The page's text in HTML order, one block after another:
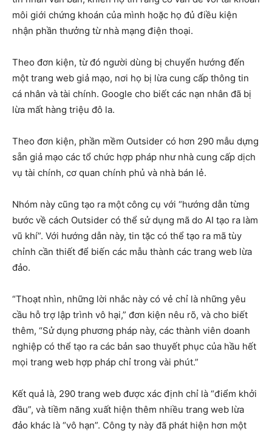
môi giới chứng khoán của mình hoặc họ đủ điều kiện
nhận phần thưởng từ nhà mạng điện thoại.
Theo đơn kiện, từ đó người dùng bị chuyển hướng đến
một trang web giả mạo, nơi họ bị lừa cung cấp thông tin
cá nhân và tài chính. Google cho biết các nạn nhân đã bị
lừa mất hàng triệu đô la.
Theo đơn kiện, phần mềm Outsider có hơn 290 mẫu dựng
sẵn giả mạo các tổ chức hợp pháp như nhà cung cấp dịch
vụ tài chính, cơ quan chính phủ và nhà bán lẻ.
Nhóm này cũng tạo ra một công cụ với “hướng dẫn từng
bước về cách Outsider có thể sử dụng mã do AI tạo ra làm
vũ khí”. Với hướng dẫn này, tin tặc có thể tạo ra mã tùy
chỉnh cần thiết để biến các mẫu thành các trang web lừa
đảo.
“Thoạt nhìn, những lời nhắc này có vẻ chỉ là những yêu
cầu hỗ trợ lập trình vô hại,” đơn kiện nêu rõ, và cho biết
thêm, “Sử dụng phương pháp này, các thành viên doanh
nghiệp có thể tạo ra các bản sao thuyết phục của hầu hết
mọi trang web hợp pháp chỉ trong vài phút.”
Kết quả là, 290 trang web được xác định chỉ là “điểm khởi
đầu”, và tiềm năng xuất hiện thêm nhiều trang web lừa
đảo khác là “vô hạn”. Công ty này đã phát hiện hơn một